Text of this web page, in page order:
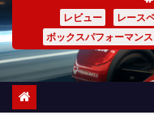
プ
レビュー レース
ボックスパフォーマンス